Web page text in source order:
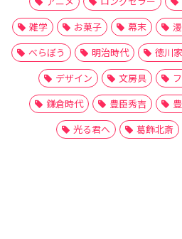
雑学
お菓子 幕末
べらぼう
明治時代 徳川
デザイン
文房具
鎌倉時代
豊臣秀吉
光る君へ
葛飾北斎